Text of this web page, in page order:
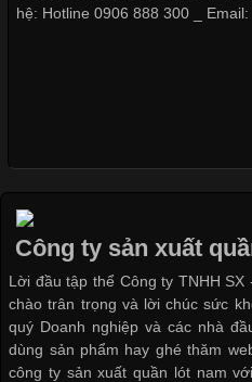
Các Form Áo Thun Phổ Biến
Ngành May Mặc Áo thun là một
thuộc và được sử dụng phổ
dạng về màu sắc hay chất liệu,
khác nhau để phù hợp với từng
cầu
hệ: Hotline 0906 888 300 _ Email:
Công ty sản xuất
Lời đầu tập thể Công ty TNHH
chào trân trọng và lời chúc sức
quý Doanh nghiệp và các nhà
dùng sản phẩm hay ghé thăm
công ty sản xuất quần lót nam